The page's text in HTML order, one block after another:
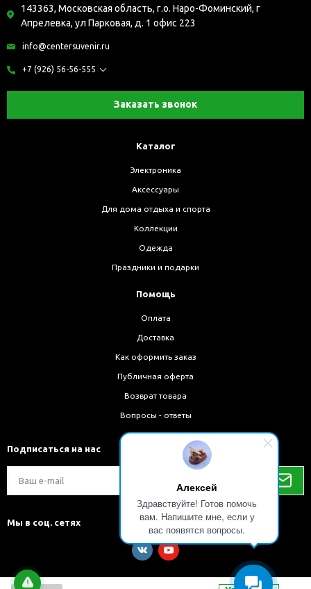
Алексей
Здравствуйте! Готов помочь
вам. Напишите мне, если у
вас появятся вопросы.
143363, Московская область, г.о. Наро-Фоминский, г
Апрелевка, ул Парковая, д. 1 офис 223
info@centersuvenir.ru
+7 (926) 56-56-555
Заказать звонок
Каталог
Электроника
Аксессуары
Для дома отдыха и спорта
Коллекции
Одежда
Праздники и подарки
Помощь
Оплата
Доставка
Как оформить заказ
Публичная оферта
Возврат товара
Вопросы - ответы
Подписаться на нас
Мы в соц. сетях